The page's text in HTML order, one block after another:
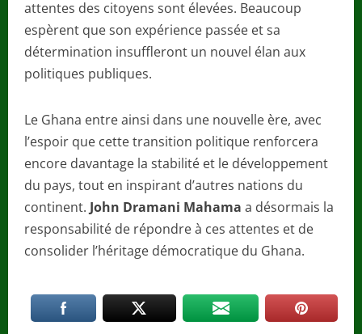
attentes des citoyens sont élevées. Beaucoup
espèrent que son expérience passée et sa
détermination insuffleront un nouvel élan aux
politiques publiques.
Le Ghana entre ainsi dans une nouvelle ère, avec
l’espoir que cette transition politique renforcera
encore davantage la stabilité et le développement
du pays, tout en inspirant d’autres nations du
continent. John Dramani Mahama a désormais la
responsabilité de répondre à ces attentes et de
consolider l’héritage démocratique du Ghana.